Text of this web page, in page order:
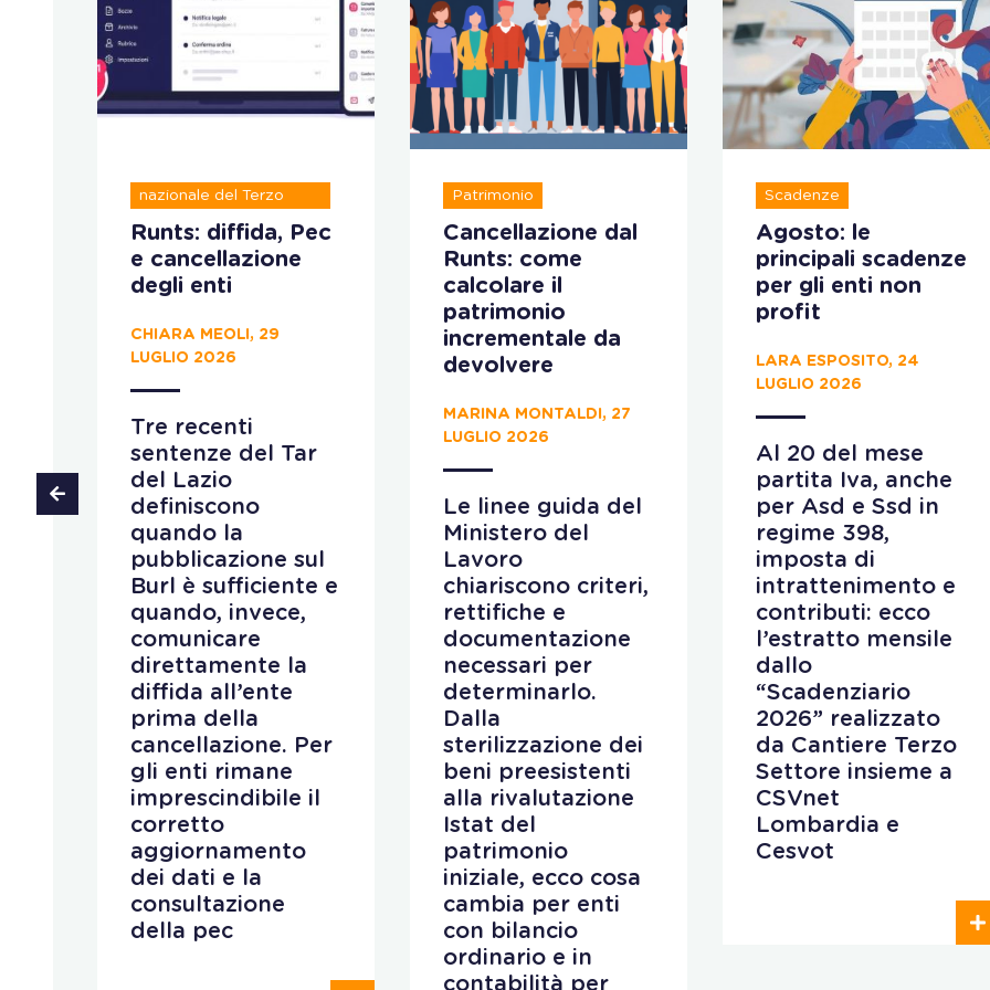
nazionale del Terzo
Runts: diffida, Pec
e cancellazione
degli enti
CHIARA MEOLI, 29
LUGLIO 2026
Tre recenti
sentenze del Tar
del Lazio
definiscono
quando la
pubblicazione sul
Burl è sufficiente e
quando, invece,
comunicare
direttamente la
diffida all’ente
prima della
cancellazione. Per
gli enti rimane
imprescindibile il
corretto
aggiornamento
dei dati e la
consultazione
della pec
Patrimonio
Cancellazione dal
Runts: come
calcolare il
patrimonio
incrementale da
devolvere
MARINA MONTALDI, 27
LUGLIO 2026
Le linee guida del
Ministero del
Lavoro
chiariscono criteri,
rettifiche e
documentazione
necessari per
determinarlo.
Dalla
sterilizzazione dei
beni preesistenti
alla rivalutazione
Istat del
patrimonio
iniziale, ecco cosa
cambia per enti
con bilancio
ordinario e in
contabilità per
Scadenze
Agosto: le
principali scadenze
per gli enti non
profit
LARA ESPOSITO, 24
LUGLIO 2026
Al 20 del mese
partita Iva, anche
per Asd e Ssd in
regime 398,
imposta di
intrattenimento e
contributi: ecco
l’estratto mensile
dallo
“Scadenziario
2026” realizzato
da Cantiere Terzo
Settore insieme a
CSVnet
Lombardia e
Cesvot